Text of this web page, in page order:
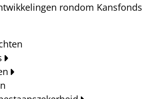
rondom Kansfonds